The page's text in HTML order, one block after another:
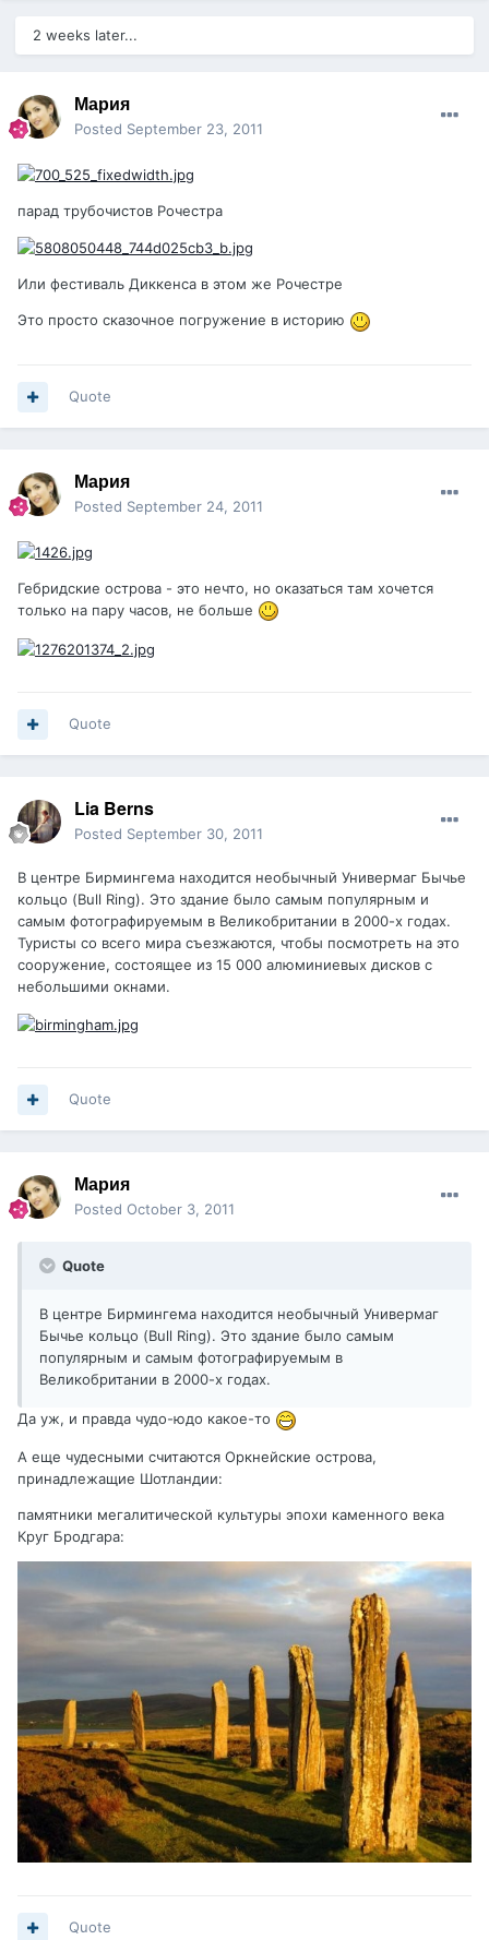
2 weeks later...
Мария
Posted September 23, 2011
парад трубочистов Рочестра
Или фестиваль Диккенса в этом же Рочестре
Это просто сказочное погружение в историю
Quote
Мария
Posted September 24, 2011
Гебридские острова - это нечто, но оказаться там хочется
только на пару часов, не больше
Quote
Lia Berns
Posted September 30, 2011
В центре Бирмингема находится необычный Универмаг Бычье
кольцо (Bull Ring). Это здание было самым популярным и
самым фотографируемым в Великобритании в 2000-х годах.
Туристы со всего мира съезжаются, чтобы посмотреть на это
сооружение, состоящее из 15 000 алюминиевых дисков с
небольшими окнами.
Quote
Мария
Posted October 3, 2011
Quote
В центре Бирмингема находится необычный Универмаг
Бычье кольцо (Bull Ring). Это здание было самым
популярным и самым фотографируемым в
Великобритании в 2000-х годах.
Да уж, и правда чудо-юдо какое-то
А еще чудесными считаются Оркнейские острова,
принадлежащие Шотландии:
памятники мегалитической культуры эпохи каменного века
Круг Бродгара:
Quote